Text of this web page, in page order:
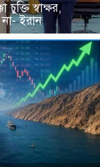
স্বাক্ষর,
না- ইরান